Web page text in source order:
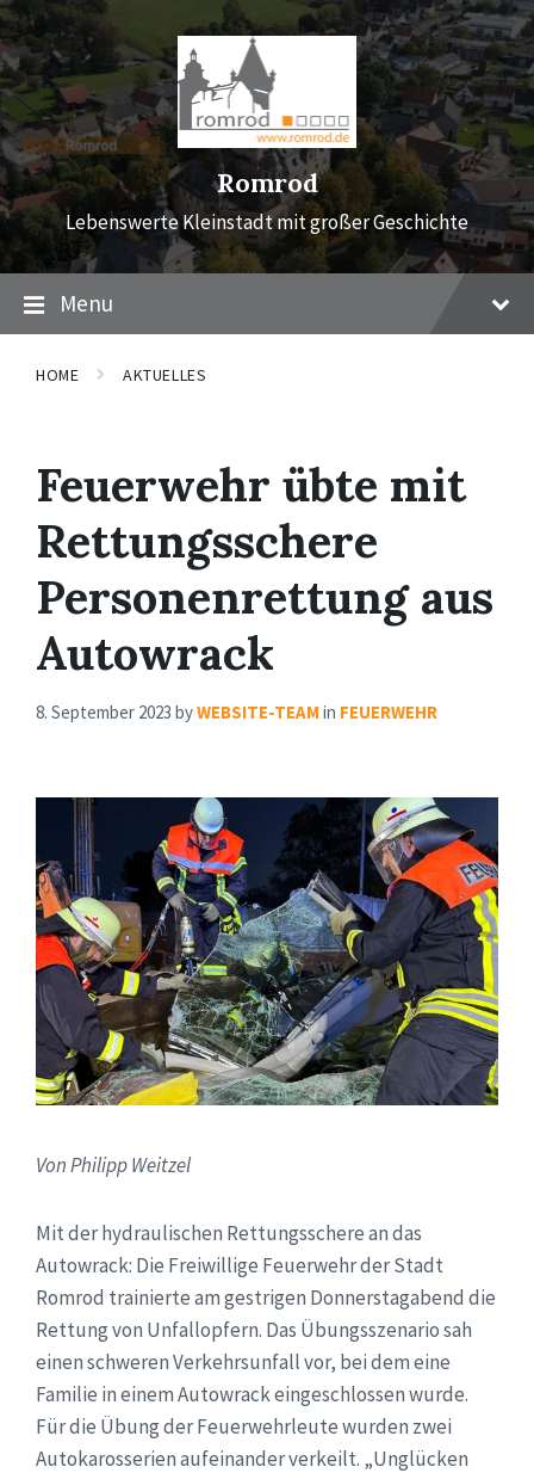
Skip
to
content
Skip
to
main
navigation
Skip
to
footer
Romrod
Lebenswerte Kleinstadt mit großer Geschichte
Menu
HOME AKTUELLES
Feuerwehr übte mit
Rettungsschere
Personenrettung aus
Autowrack
8. September 2023 byWEBSITE-TEAMin FEUERWEHR
Von Philipp Weitzel
Mit der hydraulischen Rettungsschere an das
Autowrack: Die Freiwillige Feuerwehr der Stadt
Romrod trainierte am gestrigen Donnerstagabend die
Rettung von Unfallopfern. Das Übungsszenario sah
einen schweren Verkehrsunfall vor, bei dem eine
Familie in einem Autowrack eingeschlossen wurde.
Für die Übung der Feuerwehrleute wurden zwei
Autokarosserien aufeinander verkeilt. „Unglücken